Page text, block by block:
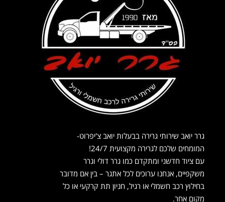
גרר יואב שירותי גרירה בבעלות יואב צ'יפרוט-
המומחים שלכם לגרירה מקצועית 24/7!
עם ציוד חדשני ומתקדם כמו גרר דולי וגרר
משקפיים, אנחנו ערוכים לכל אתגר – בין אם מדובר
בחילוץ רכב חשמלי או רגיל, חניון תת קרקעי או כל
מקום אחר.